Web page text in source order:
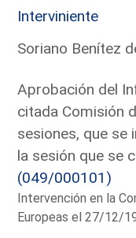
Interviniente
Soriano Benítez
Aprobación del
citada Comisión
sesiones, que se
la sesión que se
(049/000101)
Intervención en la
Europeas el 27/12/